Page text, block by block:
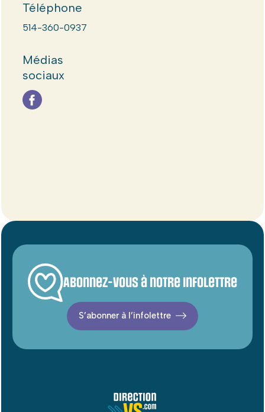
Téléphone
514-360-0937
Médias
sociaux
Abonnez-vous à notre infolettre
S’abonner à l’infolettre